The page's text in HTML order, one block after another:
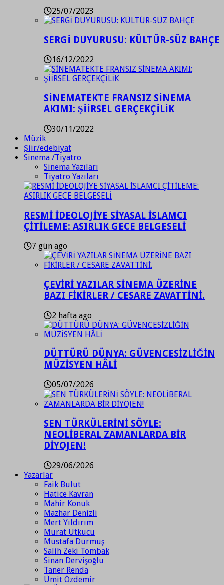
25/07/2023
SERGİ DUYURUSU: KÜLTÜR-SÜZ BAHÇE
16/12/2022
SİNEMATEKTE FRANSIZ SİNEMA
AKIMI: ŞİİRSEL GERÇEKÇİLİK
30/11/2022
Müzik
Şiir/edebiyat
Sinema /Tiyatro
Sinema Yazıları
Tiyatro Yazıları
RESMİ İDEOLOJİYE SİYASAL İSLAMCI
ÇİTİLEME: ASIRLIK GECE BELGESELİ
7 gün ago
ÇEVİRİ YAZILAR SİNEMA ÜZERİNE
BAZI FİKİRLER / CESARE ZAVATTİNİ.
2 hafta ago
DÜTTÜRÜ DÜNYA: GÜVENCESİZLİĞİN
MÜZİSYEN HÂLİ
05/07/2026
SEN TÜRKÜLERİNİ SÖYLE:
NEOLİBERAL ZAMANLARDA BİR
DİYOJEN!
29/06/2026
Yazarlar
Faik Bulut
Hatice Kavran
Mahir Konuk
Mazhar Denizli
Mert Yıldırım
Murat Utkucu
Mustafa Durmuş
Salih Zeki Tombak
Sinan Dervişoğlu
Taner Renda
Ümit Özdemir